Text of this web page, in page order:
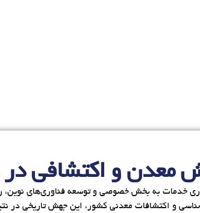
خدمات به بخش خصوصی و توسعه فناوری‌های نوین،
و اکتشافات‌ معدنی کشور، این جهش تاریخی در